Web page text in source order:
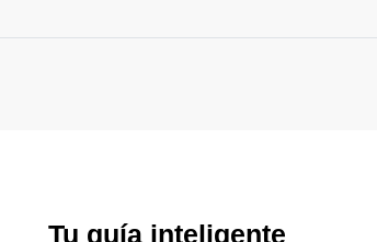
Tu guía inteligente